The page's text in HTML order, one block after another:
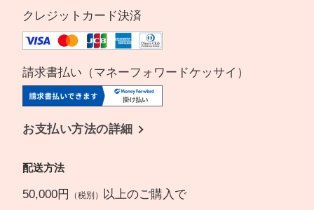
クレジットカード決済
請求書払い（マネーフォワードケッサイ）
お支払い方法の詳細
配送方法
50,000円 （税別） 以上のご購入で